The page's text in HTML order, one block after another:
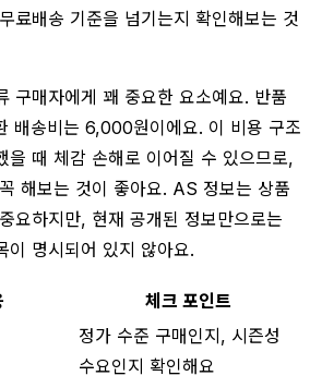
료배송 기준을 넘기는지 확인해보는 것
구매자에게 꽤 중요한 요소예요. 반품
배송비는 6,000원이에요. 이 비용 구조
을 때 체감 손해로 이어질 수 있으므로,
해보는 것이 좋아요. AS 정보는 상품
요하지만, 현재 공개된 정보만으로는
이 명시되어 있지 않아요.
체크 포인트
정가 수준 구매인지, 시즌성
수요인지 확인해요